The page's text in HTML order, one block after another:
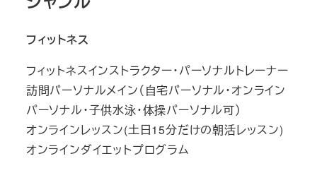
フィットネス
フィットネスインストラクター・パーソナルトレーナー
訪問パーソナルメイン（自宅パーソナル・オンライン
パーソナル・子供水泳・体操パーソナル可）
オンラインレッスン(土日15分だけの朝活レッスン)
オンラインダイエットプログラム